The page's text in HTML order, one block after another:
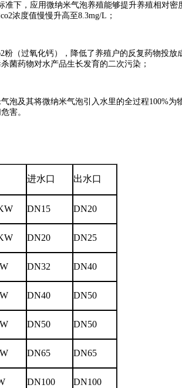
下，应用微纳米气泡养殖能够提升养殖相对
浓度值慢慢升高至8.3mg/L；
（过氧化钙），降低了养殖户的反复药物投
菌药物对水产品生长发育的二次污染；
泡及其将微纳米气泡引入水里的全过程100%
害。
进水口 出水口
DN15 DN20
DN20 DN25
DN32 DN40
DN40 DN50
DN50 DN50
DN65 DN65
DN100 DN100